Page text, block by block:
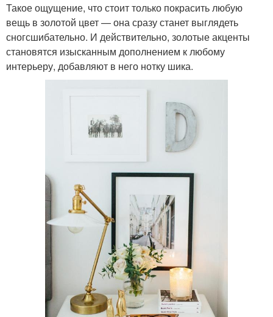
Такое ощущение, что стоит только покрасить любую
вещь в золотой цвет — она сразу станет выглядеть
сногсшибательно. И действительно, золотые акценты
становятся изысканным дополнением к любому
интерьеру, добавляют в него нотку шика.